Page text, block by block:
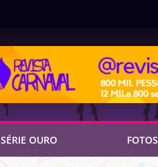
SÉRIE OURO FOTOS